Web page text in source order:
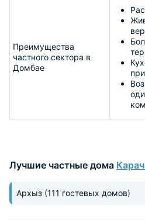
Преимущества
частного сектора в
Домбае
Лучшие частные дома
Архыз (111 гостевых домов)